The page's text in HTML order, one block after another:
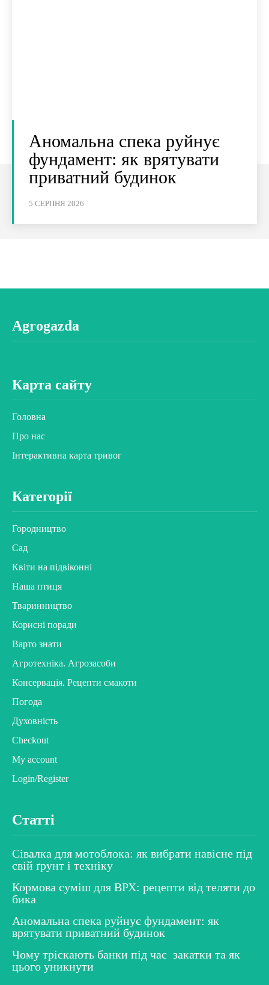
Аномальна спека руйнує
фундамент: як врятувати
приватний будинок
5 СЕРПНЯ 2026
Agrogazda
Карта сайту
Головна
Про нас
Інтерактивна карта тривог
Категорії
Городництво
Сад
Квіти на підвіконні
Наша птиця
Тваринництво
Корисні поради
Варто знати
Агротехніка. Агрозасоби
Консервація. Рецепти смакоти
Погода
Духовність
Checkout
My account
Login/Register
Статті
Сівалка для мотоблока: як вибрати навісне під
свій ґрунт і техніку
Кормова суміш для ВРХ: рецепти від теляти до
бика
Аномальна спека руйнує фундамент: як
врятувати приватний будинок
Чому тріскають банки під час закатки та як
цього уникнути